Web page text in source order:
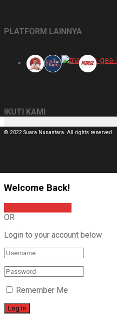
PLATFORM LAINNYA
IKUTI KAMI
© 2022 Suara Nusantara. All rights reserved.
Welcome Back!
OR
Login to your account below
Remember Me